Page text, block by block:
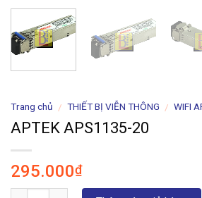
Trang chủ / THIẾT BỊ VIỄN THÔNG / WIFI
APTEK APS1135-20
295.000₫